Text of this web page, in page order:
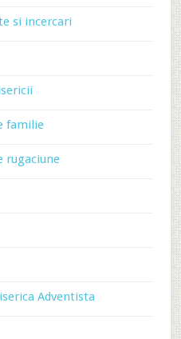
si incercari
familie
rugaciune
Adventista